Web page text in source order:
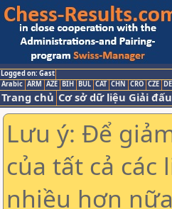
Logged on: Gast
Arabic ARM AZE BIH BUL CAT CHN CRO CZE
Trang chủ Cơ sở dữ liệu Giải đấu
Lưu ý: Để
của tất cả các
nhiều hơn